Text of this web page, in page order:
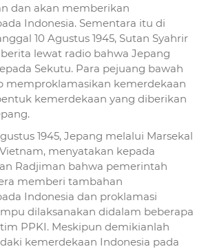
dan akan memberikan
Indonesia. Sementara itu di
10 Agustus 1945, Sutan Syahrir
lewat radio bahwa Jepang
Sekutu. Para pejuang bawah
memproklamasikan kemerdekaan
kemerdekaan yang diberikan
1945, Jepang melalui Marsekal
menyatakan kepada
Radjiman bahwa pemerintah
memberi tambahan
Indonesia dan proklamasi
dilaksanakan didalam beberapa
PPKI. Meskipun demikianlah
kemerdekaan Indonesia pada